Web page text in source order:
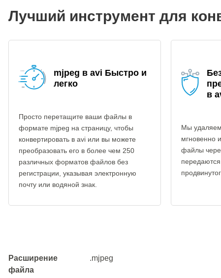
Лучший инструмент для
mjpeg в avi Быстро и
легко
Просто перетащите ваши файлы в
формате mjpeg на страницу, чтобы
конвертировать в avi или вы можете
преобразовать его в более чем 250
различных форматов файлов без
регистрации, указывая электронную
почту или водяной знак.
в
Мы
мгновенно
файлы
Расширение
файла
.mjpeg